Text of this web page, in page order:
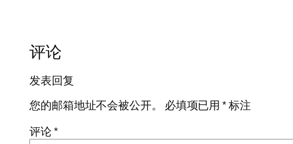
评论
发表回复
您的邮箱地址不会被公开。
必填项已用*标注
评论*